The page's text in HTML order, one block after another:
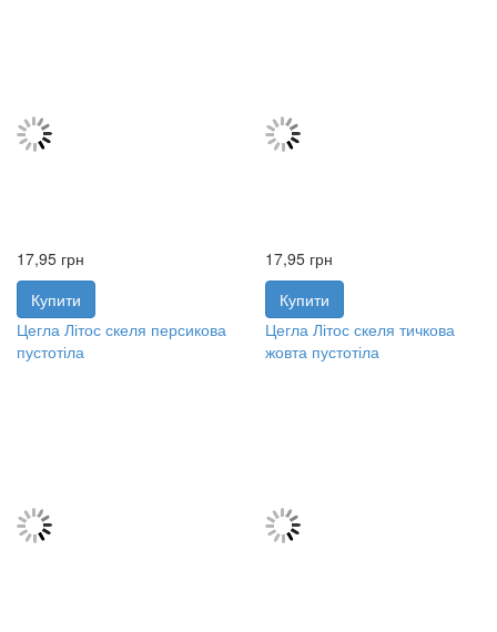
17,95 грн
Купити
Цегла Літос скеля персикова
пустотіла
17,95 грн
Купити
Цегла Літос скеля тичкова
жовта пустотіла